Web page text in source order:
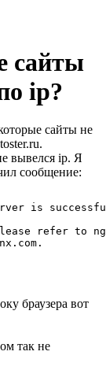
сайты
ip?
сайты не
вывелся ip. Я
сообщение:
is
refer to
браузера вот
так не